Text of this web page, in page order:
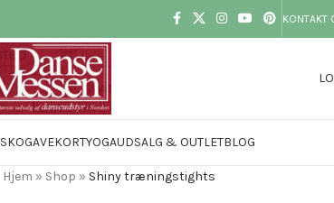
KONTAKT
SKOGAVEKORTYOGAUDSALG & OUTLETBLOG
Hjem » Shop » Shiny træningstights